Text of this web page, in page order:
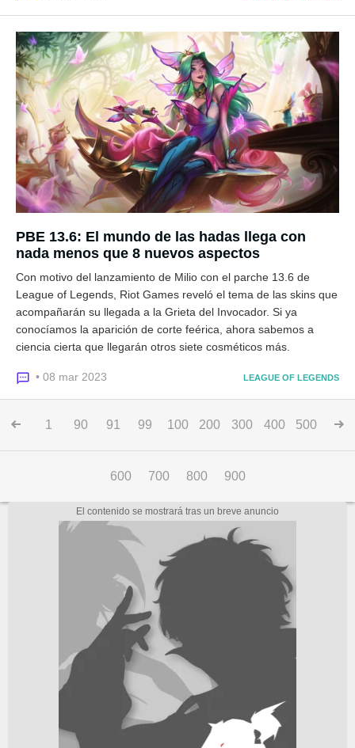
PBE 13.6: El mundo de las hadas llega con
nada menos que 8 nuevos aspectos
Con motivo del lanzamiento de Milio con el parche 13.6 de
League of Legends, Riot Games reveló el tema de las skins que
acompañarán su llegada a la Grieta del Invocador. Si ya
conocíamos la aparición de corte feérica, ahora sabemos a
ciencia cierta que llegarán otros siete cosméticos más.
• 08 mar 2023 LEAGUE OF LEGENDS
1 90 91 99 100 200 300 400 500
600 700 800 900